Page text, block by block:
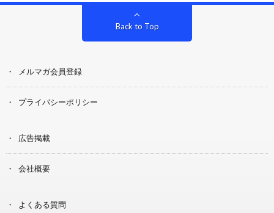
Back to Top
メルマガ会員登録
プライバシーポリシー
広告掲載
会社概要
よくある質問